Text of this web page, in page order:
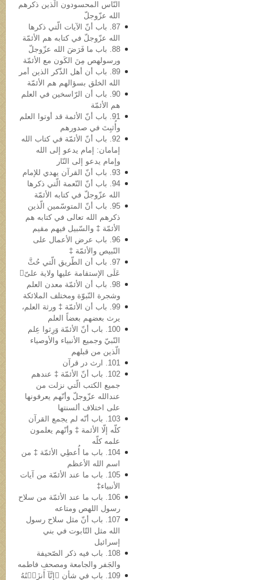
النّاس المحسودون الّذین ذکرهم
الله عزّوجلّ
87. باب أنّ الآیات الّتي ذکرها
الله عزّوجلّ في کتابه هم الأئمّة
88. باب ما فَرَضَ الله عزّوجلّ
ورسولهص مِنَ الکَون مع الأئمّة
89. باب أن أهل الذّکر الذین أمر
الله الخلق بسؤالهم هم الأئمّة
90. باب أن الرّاسخین في العلم
هم الأئمّة
91. باب أنّ الأئمة قد أوتوا العلم
وأُثبِتَ في صدورهم
92. باب أنّ الأئمّة في کتاب الله
إمامان: إمام یدعو إلى الله
وإمام یدعو إلى النّار
93. باب أنّ القرآن یهدي للإمام
94. باب أنّ النّعمة الّتي ذکرها
الله عزّوجلّ في کتابه الأئمّة
95. باب أنّ المتوسّمین الّذین
ذکرهم الله تعالى في کتابه هم
الأئمّة ‡ والسّبیل فیهم مقیم
96. باب عرض الأعمال علی
النّبيص والأئمّة ‡
97. باب أن الطّریق الّتي حُثَّ
عَلَی الإستقامة علیها ولایة علیّ
98. باب أن الأئمّة معدن العلم
وشجرة النّبوّة ومختلف الملائکة
99. باب أن الأئمّة ‡ ورثة العلم،
یرث بعضهم بعضاً العلم
100. باب أنّ الأئمّة وَرِثوا عِلم
النّبيّ وجمیع الأنبیاء والأوصیاء
الّذین من قبلهم
101. ارث در قرآن
102. باب أنّ الأئمّة ‡ عندهم
جمیع الکتب الّتي نزلت من
عندالله عزّوجلّ وأنّهم یعرفونها
علی اختلاف ألسنتها
103. باب أنّه لم یجمع القرآن
کلّه إلّا الأئمة ‡ وأنّهم یعلمون
علمه کلّه
104. باب ما أُعطِي الأئمّة ‡ من
اسم الله الأعظم
105. باب ما عند الأئمّة من آیات
الأنبیاء‡
106. باب ما عند الأئمّة من سلاح
رسول اللهص ومتاعه
107. باب أنّ مثل سلاح رسول
الله مثل التّابوت في بني
إسرائیل
108. باب فیه ذکر الصّحیفة
والجَفر والجامعة ومصحف فاطمه
109. باب في شأن ﴿إِنَّآ أَنزَلۡنَٰهُ